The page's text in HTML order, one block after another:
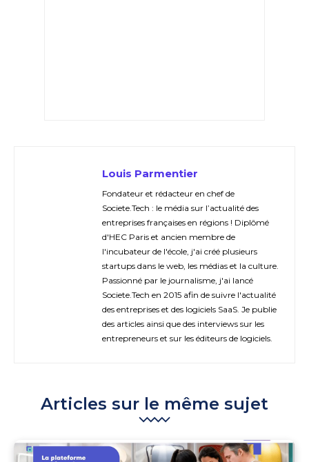
Louis Parmentier
Fondateur et rédacteur en chef de
Societe.Tech : le média sur l’actualité des
entreprises françaises en régions ! Diplômé
d'HEC Paris et ancien membre de
l'incubateur de l'école, j'ai créé plusieurs
startups dans le web, les médias et la culture.
Passionné par le journalisme, j'ai lancé
Societe.Tech en 2015 afin de suivre l'actualité
des entreprises et des logiciels SaaS. Je publie
des articles ainsi que des interviews sur les
entrepreneurs et sur les éditeurs de logiciels.
Articles sur le même sujet